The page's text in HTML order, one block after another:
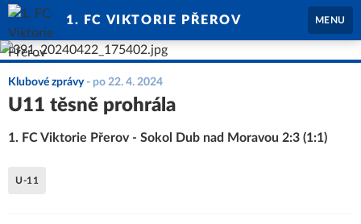
1. FC VIKTORIE PŘEROV MENU
Klubové zprávy- po 22. 4. 2024
U11 těsně prohrála
1. FC Viktorie Přerov - Sokol Dub nad Moravou 2:3 (1:1)
U-11